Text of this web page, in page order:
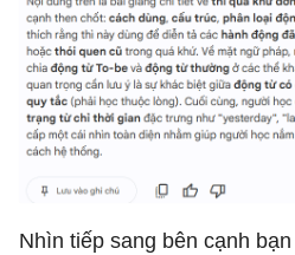
Nhìn tiếp sang bên cạnh bạn